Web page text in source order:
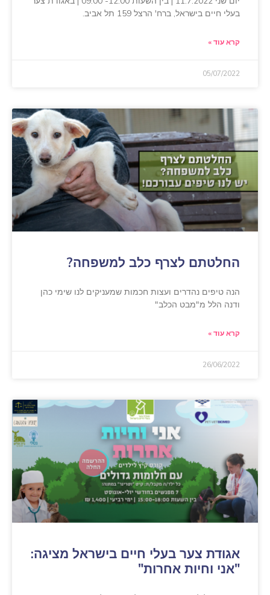
בעלי חיים בישראל, ברח' הרצל 159 תל אביב.
קרא עוד »
05/07/2022
החלטתם לצרף כלב למשפחה?
הנה טיפים נהדרים ועצות חכמות שמעניקים לנו שימי כהן
ודנה הלל מ"מבט הכלב"
קרא עוד »
26/06/2022
אגודת צער בעלי חיים בישראל מציגה:
"אני וחיות אחרות"